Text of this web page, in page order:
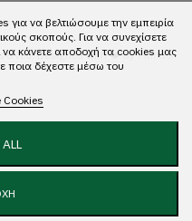
για να βελτιώσουμε την εμπειρία
σκοπούς. Για να συνεχίσετε
να κάνετε αποδοχή τα cookies μας
ποια δέχεστε μέσω του
Cookies
Designed with ❤️ byMundo